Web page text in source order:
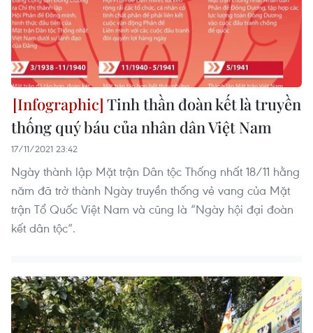
Tinh thần đoàn kết là truyền
thống quý báu của nhân dân Việt Nam
17/11/2021 23:42
Ngày thành lập Mặt trận Dân tộc Thống nhất 18/11 hằng
năm đã trở thành Ngày truyền thống vẻ vang của Mặt
trận Tổ Quốc Việt Nam và cũng là “Ngày hội đại đoàn
kết dân tộc”.